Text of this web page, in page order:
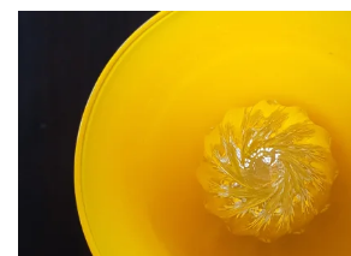
BLÄDDRA I GALLERI